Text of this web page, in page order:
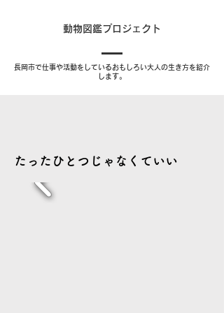
​動物図鑑プロジェクト
​長岡市で仕事や活動をしているおもしろい大人の生き方を紹介
します。
​たったひとつじゃなくていい